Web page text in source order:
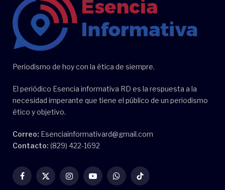
Periodismo de hoy con la ética de siempre.
El periódico Esencia informativa RD es la respuesta a la
necesidad imperante que tiene el público de un periodismo
ético y objetivo.
Correo: Esenciainformativard@gmail.com
Contacto: (829) 422-1692
Facebook
X
InstagramYouTubeWhatsAppTikTok